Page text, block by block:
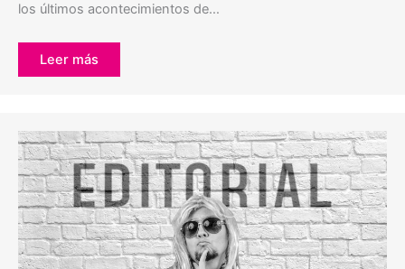
los últimos acontecimientos de…
Leer más